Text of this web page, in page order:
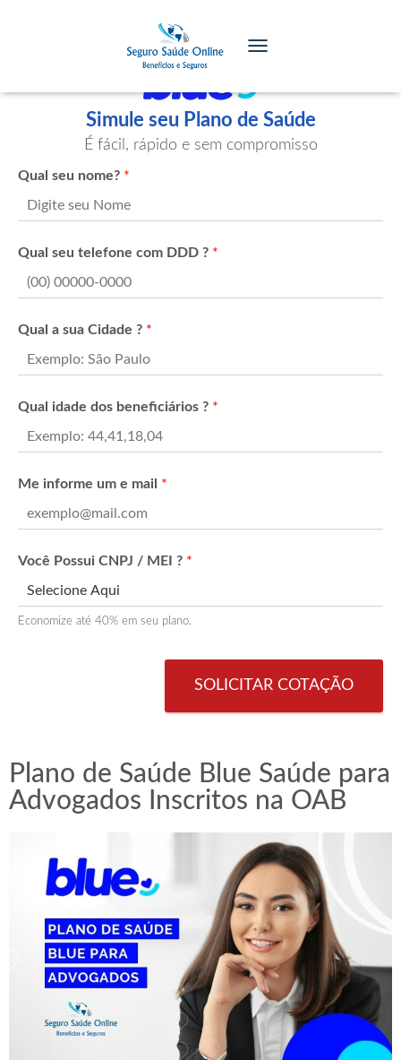
Plano de Saúde Blue Saúde para
Advogados Inscritos na OAB
Simule seu Plano de Saúde
É fácil, rápido e sem compromisso
Qual seu nome? *
Qual seu telefone com DDD ? *
Qual a sua Cidade ? *
Qual idade dos beneficiários ? *
Me informe um e mail *
Você Possui CNPJ / MEI ? *
Economize até 40% em seu plano.
SOLICITAR COTAÇÃO